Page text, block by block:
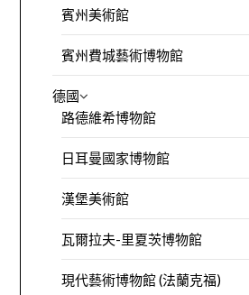
賓州美術館
賓州費城藝術博物館
德國
路德維希博物館
日耳曼國家博物館
漢堡美術館
瓦爾拉夫-里夏茨博物館
現代藝術博物館 (法蘭克福)